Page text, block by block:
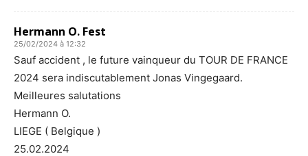
Hermann O. Fest
25/02/2024 à 12:32
Sauf accident , le future vainqueur du TOUR DE FRANCE
2024 sera indiscutablement Jonas Vingegaard.
Meilleures salutations
Hermann O.
LIEGE ( Belgique )
25.02.2024